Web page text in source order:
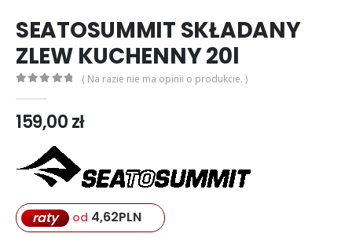
SEATOSUMMIT SKŁADANY
ZLEW KUCHENNY 20l
( Na razie nie ma opinii o produkcie. )
159,00zł
raty od 4,62PLN